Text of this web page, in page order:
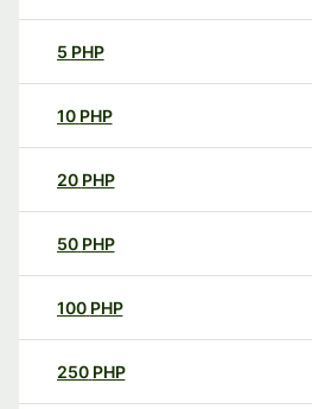
5 PHP
10 PHP
20 PHP
50 PHP
100 PHP
250 PHP